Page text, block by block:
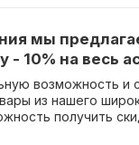
мы
- 10% на весь
возможность и
из нашего
получить